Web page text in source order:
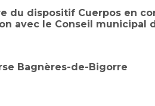
du dispositif Cuerpos en
avec le Conseil municipal
Bagnères-de-Bigorre